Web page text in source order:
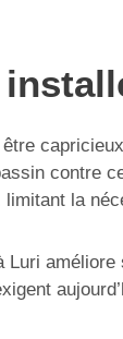
contre
la
Luri